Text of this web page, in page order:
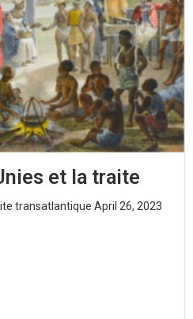
et la traite
transatlantique April 26, 2023